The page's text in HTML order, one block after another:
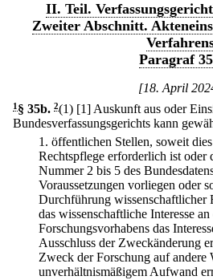
II. Teil.
Zweiter Abschnitt.
Paragraf
[18. April
1 § 35b. 2(1) [1] Auskunft aus oder
Bundesverfassungsgerichts kann
1. öffentlichen Stellen, soweit
Rechtspflege erforderlich ist oder
Nummer 2 bis 5 des
Voraussetzungen vorliegen oder
Durchführung wissenschaftlicher
das wissenschaftliche Interesse
Forschungsvorhabens das
Ausschluss der Zweckänderung
Zweck der Forschung auf andere
unverhältnismäßigem Aufwand